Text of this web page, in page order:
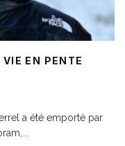
EN PENTE
a été emporté par
...